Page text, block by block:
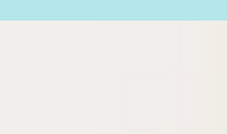
um instrumento...